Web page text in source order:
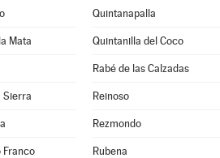
Quintanapalla
Mata Quintanilla del Coco
Rabé de las Calzadas
Sierra Reinoso
Rezmondo
Franco Rubena